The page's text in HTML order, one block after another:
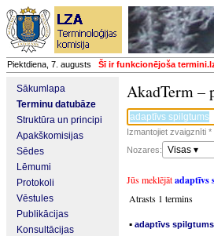
Piektdiena, 7. augusts Šī ir funkcionējoša
Sākumlapa
Terminu datubāze
Struktūra un principi
Apakškomisijas
Sēdes
Lēmumi
Protokoli
Vēstules
Publikācijas
Konsultācijas
AkadTerm –
Izmantojiet zvaigznīti
Nozares:
Visas ▾
Jūs meklējātadaptīvs
Atrasts 1 termins
▪ adaptīvs spilgtums